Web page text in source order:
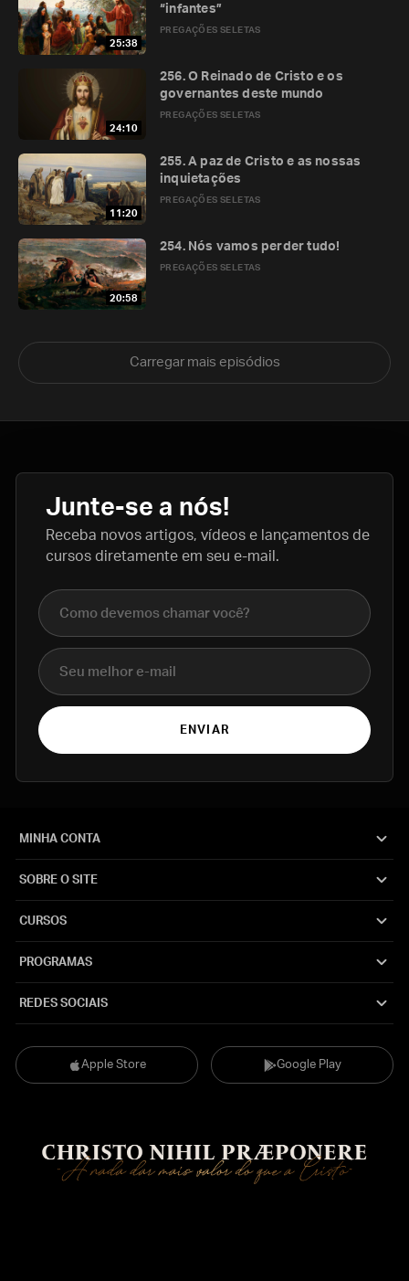
25:38
PREGAÇÕES SELETAS
“infantes”
24:10
PREGAÇÕES SELETAS
256. O Reinado de Cristo e os
governantes deste mundo
11:20
PREGAÇÕES SELETAS
255. A paz de Cristo e as nossas
inquietações
20:58
PREGAÇÕES SELETAS
254. Nós vamos perder tudo!
Carregar mais episódios
Junte-se a nós!
Receba novos artigos, vídeos e lançamentos de
cursos diretamente em seu e-mail.
Nome completo
E-mail
ENVIAR
Apple Store Google Play
MINHA CONTA
SOBRE O SITE
CURSOS
PROGRAMAS
REDES SOCIAIS